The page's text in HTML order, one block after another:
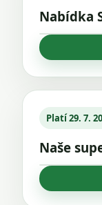
Nabídka
Platí 29. 7.
Naše